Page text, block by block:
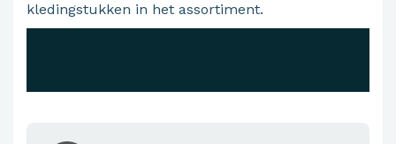
kledingstukken in het assortiment.